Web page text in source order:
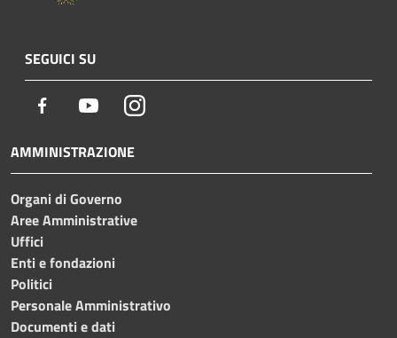
SEGUICI SU
Facebook YoutubeInstagram
AMMINISTRAZIONE
Organi di Governo
Aree Amministrative
Uffici
Enti e fondazioni
Politici
Personale Amministrativo
Documenti e dati